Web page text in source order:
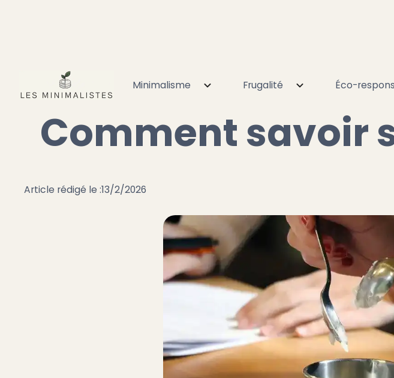
Minimalisme Frugalité Éco-
Éco responsable Fait maison Comment savoir si c'est fait maison ?
Comment savoir
Article rédigé le :13/2/2026